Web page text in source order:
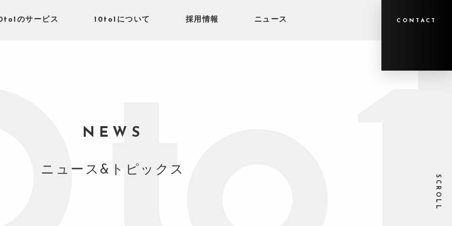
のサービス 10to1について 採用情報 ニュース CONTACT
NEWS
ニュース&トピックス
SCROLL